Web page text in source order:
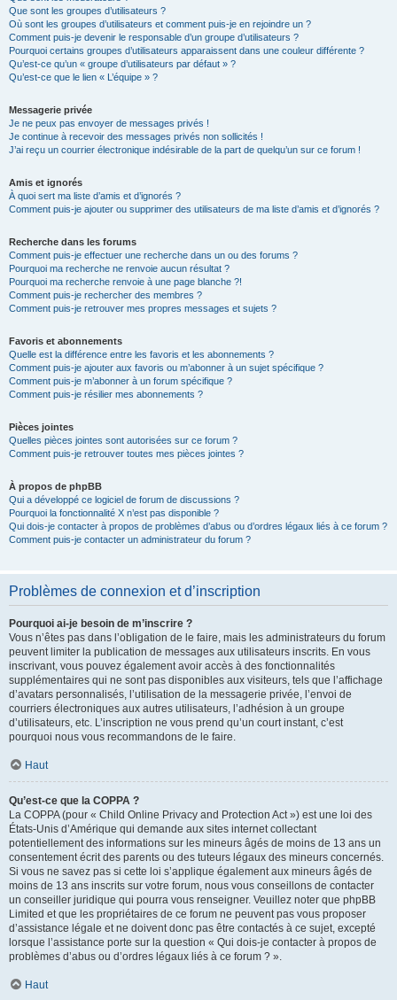
Que sont les groupes d’utilisateurs ?
Où sont les groupes d’utilisateurs et comment puis-je en rejoindre un ?
Comment puis-je devenir le responsable d’un groupe d’utilisateurs ?
Pourquoi certains groupes d’utilisateurs apparaissent dans une couleur différente ?
Qu’est-ce qu’un « groupe d’utilisateurs par défaut » ?
Qu’est-ce que le lien « L’équipe » ?
Messagerie privée
Je ne peux pas envoyer de messages privés !
Je continue à recevoir des messages privés non sollicités !
J’ai reçu un courrier électronique indésirable de la part de quelqu’un sur ce forum !
Amis et ignorés
À quoi sert ma liste d’amis et d’ignorés ?
Comment puis-je ajouter ou supprimer des utilisateurs de ma liste d’amis et d’ignorés ?
Recherche dans les forums
Comment puis-je effectuer une recherche dans un ou des forums ?
Pourquoi ma recherche ne renvoie aucun résultat ?
Pourquoi ma recherche renvoie à une page blanche ?!
Comment puis-je rechercher des membres ?
Comment puis-je retrouver mes propres messages et sujets ?
Favoris et abonnements
Quelle est la différence entre les favoris et les abonnements ?
Comment puis-je ajouter aux favoris ou m’abonner à un sujet spécifique ?
Comment puis-je m’abonner à un forum spécifique ?
Comment puis-je résilier mes abonnements ?
Pièces jointes
Quelles pièces jointes sont autorisées sur ce forum ?
Comment puis-je retrouver toutes mes pièces jointes ?
À propos de phpBB
Qui a développé ce logiciel de forum de discussions ?
Pourquoi la fonctionnalité X n’est pas disponible ?
Qui dois-je contacter à propos de problèmes d’abus ou d’ordres légaux liés à ce forum ?
Comment puis-je contacter un administrateur du forum ?
Problèmes de connexion et d’inscription
Pourquoi ai-je besoin de m’inscrire ?
Vous n’êtes pas dans l’obligation de le faire, mais les administrateurs du forum
peuvent limiter la publication de messages aux utilisateurs inscrits. En vous
inscrivant, vous pouvez également avoir accès à des fonctionnalités
supplémentaires qui ne sont pas disponibles aux visiteurs, tels que l’affichage
d’avatars personnalisés, l’utilisation de la messagerie privée, l’envoi de
courriers électroniques aux autres utilisateurs, l’adhésion à un groupe
d’utilisateurs, etc. L’inscription ne vous prend qu’un court instant, c’est
pourquoi nous vous recommandons de le faire.
Haut
Qu’est-ce que la COPPA ?
La COPPA (pour « Child Online Privacy and Protection Act ») est une loi des
États-Unis d’Amérique qui demande aux sites internet collectant
potentiellement des informations sur les mineurs âgés de moins de 13 ans un
consentement écrit des parents ou des tuteurs légaux des mineurs concernés.
Si vous ne savez pas si cette loi s’applique également aux mineurs âgés de
moins de 13 ans inscrits sur votre forum, nous vous conseillons de contacter
un conseiller juridique qui pourra vous renseigner. Veuillez noter que phpBB
Limited et que les propriétaires de ce forum ne peuvent pas vous proposer
d’assistance légale et ne doivent donc pas être contactés à ce sujet, excepté
lorsque l’assistance porte sur la question « Qui dois-je contacter à propos de
problèmes d’abus ou d’ordres légaux liés à ce forum ? ».
Haut